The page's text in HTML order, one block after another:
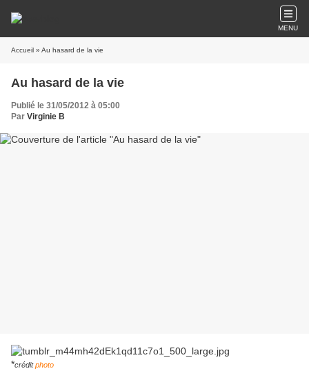
MENU
Accueil » Au hasard de la vie
Au hasard de la vie
Publié le 31/05/2012 à 05:00
Par Virginie B
*créditphoto